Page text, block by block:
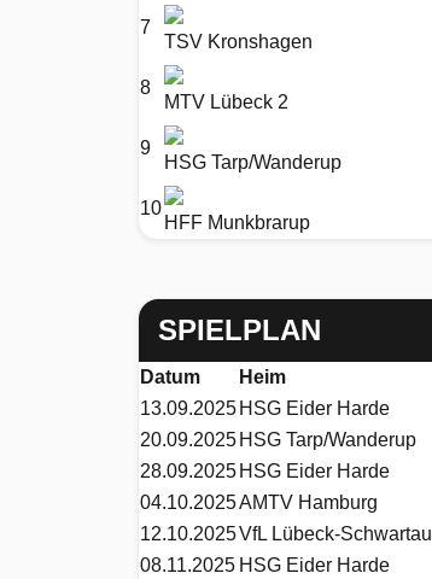
7
TSV Kronshagen
8
MTV Lübeck 2
9
HSG Tarp/Wanderup
10
HFF Munkbrarup
SPIELPLAN
Datum Heim
13.09.2025 HSG Eider Harde
20.09.2025 HSG Tarp/Wanderup
28.09.2025 HSG Eider Harde
04.10.2025AMTV Hamburg
12.10.2025VfL Lübeck-Schwartau
08.11.2025 HSG Eider Harde